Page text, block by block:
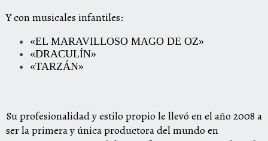
Y con musicales infantiles:
«EL MARAVILLOSO MAGO DE OZ»
«DRACULÍN»
«TARZÁN»
Su profesionalidad y estilo propio le llevó en el año 2008 a
ser la primera y única productora del mundo en